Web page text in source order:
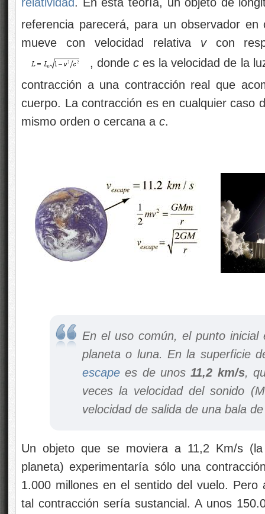
referencia parecerá, para un observador
mueve con velocidad relativa vcon
, dondec es la velocidad de la
contracción a una contracción real que
cuerpo. La contracción es en cualquier caso
mismo orden o cercana a c.
En el uso común, el punto
planeta o luna. En la superficie
escape es de unos11,2 km/s,
veces la velocidad del sonido
velocidad de salida de una bala
Un objeto que se moviera a 11,2 Km/s
planeta) experimentaría sólo una
1.000 millones en el sentido del vuelo. Pero
tal contracción sería sustancial. A unos